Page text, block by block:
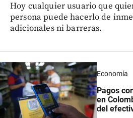
Hoy cualquier usuario que
persona puede hacerlo de
adicionales ni barreras.
Economía
Pagos
en
del